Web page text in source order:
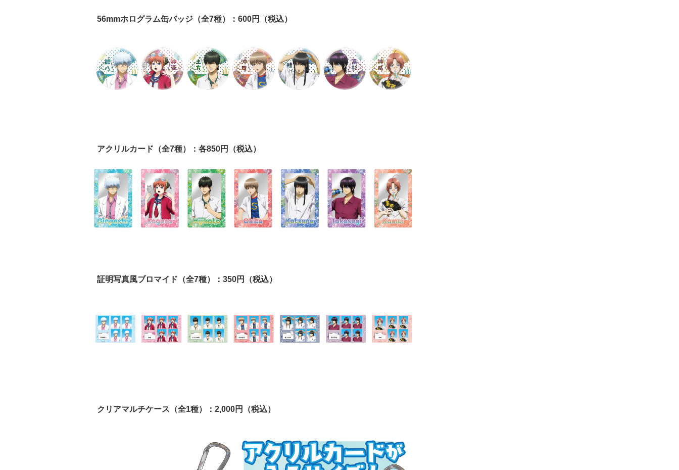
56mmホログラム缶バッジ（全7種）：600円（税込）
アクリルカード（全7種）：各850円（税込）
証明写真風ブロマイド（全7種）：350円（税込）
クリアマルチケース（全1種）：2,000円（税込）